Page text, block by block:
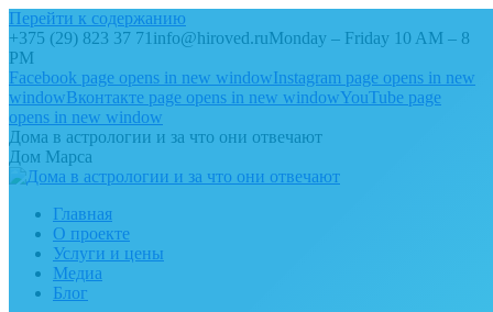
Перейти к содержанию
+375 (29) 823 37 71 info@hiroved.ruMonday – Friday 10 AM – 8
PM
Facebook page opens in new windowInstagram page opens in new
windowВконтакте page opens in new windowYouTube page
opens in new window
Дома в астрологии и за что они отвечают
Дом Марса
Главная
О проекте
Услуги и цены
Медиа
Блог